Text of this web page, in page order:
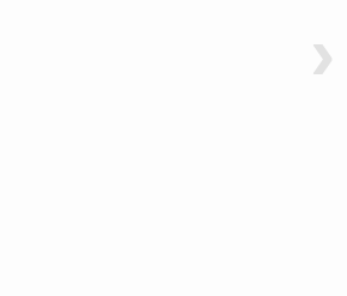
›